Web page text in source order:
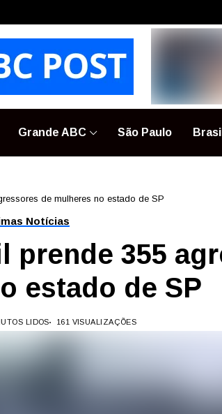
Grande ABC São Paulo Brasil
de mulheres no estado de SP
Notícias
prende 355
estado de SP
LIDOS 161 VISUALIZAÇÕES